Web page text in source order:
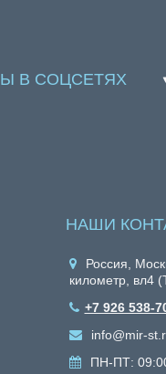
В СОЦСЕТЯХ
НАШИ
Россия,
километр, вл4
+7 926 538-
info@mir-
ПН-ПТ: